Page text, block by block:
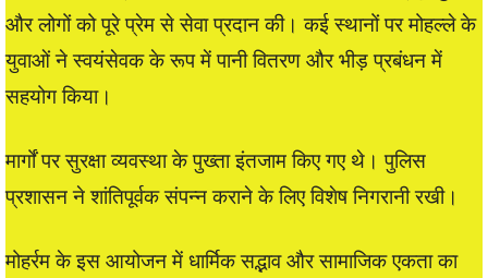
और लोगों को पूरे प्रेम से सेवा प्रदान की। कई स्थानों पर मोहल्ले के
युवाओं ने स्वयंसेवक के रूप में पानी वितरण और भीड़ प्रबंधन में
सहयोग किया।
मार्गों पर सुरक्षा व्यवस्था के पुख्ता इंतजाम किए गए थे। पुलिस
प्रशासन ने शांतिपूर्वक संपन्न कराने के लिए विशेष निगरानी रखी।
मोहर्रम के इस आयोजन में धार्मिक सद्भाव और सामाजिक एकता का